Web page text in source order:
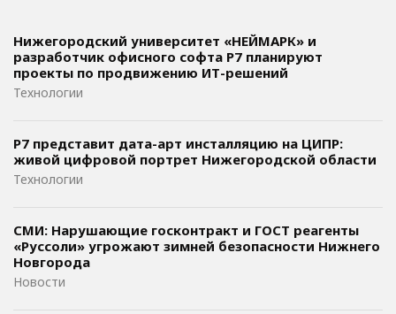
Нижегородский университет «НЕЙМАРК» и
разработчик офисного софта P7 планируют
проекты по продвижению ИТ-решений
Технологии
Р7 представит дата-арт инсталляцию на ЦИПР:
живой цифровой портрет Нижегородской области
Технологии
СМИ: Нарушающие госконтракт и ГОСТ реагенты
«Руссоли» угрожают зимней безопасности Нижнего
Новгорода
Новости